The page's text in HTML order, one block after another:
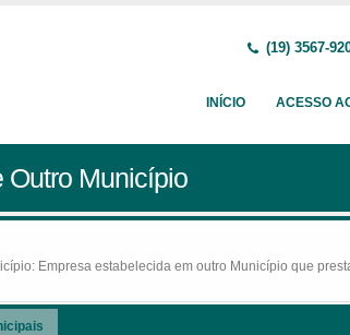
(19) 3567-
INÍCIO ACESSO
Outro Município
Empresa estabelecida em outro Município que